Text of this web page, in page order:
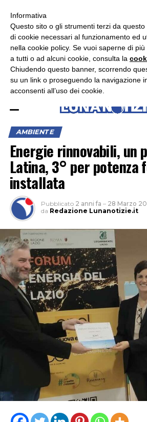
ASCOLTA RADIO LUNA
AMBIENTE
Energie rinnovabili, un
Latina, 3° per potenza
installata
Pubblicato 2 anni fa – 28 Marzo
da Redazione Lunanotizie.it
×
Informativa
Questo sito o gli strumenti terzi da
di cookie necessari al funzionamento ed
nella cookie policy. Se vuoi saperne di
a tutti o ad alcuni cookie, consulta la
Chiudendo questo banner, scorrendo
su un link o proseguendo la navigazione
acconsenti all’uso dei cookie.